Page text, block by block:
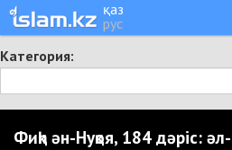
қаз
рус
Категория:
Фиқһ ән-Нуқоя, 184 дәріс: